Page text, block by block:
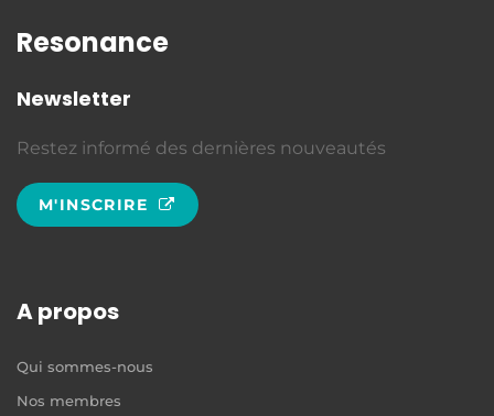
Resonance
Newsletter
Restez informé des dernières nouveautés
M'INSCRIRE
A propos
Qui sommes-nous
Nos membres